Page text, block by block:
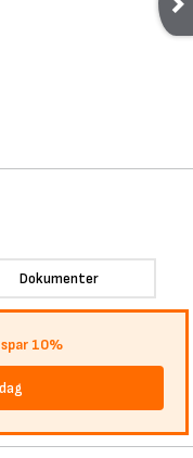
Dokumenter
10%